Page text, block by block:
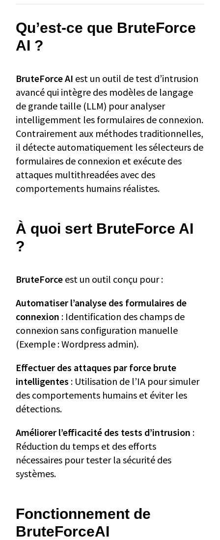
Qu’est-ce que BruteForce
AI ?
BruteForce AI est un outil de test d’intrusion
avancé qui intègre des modèles de langage
de grande taille (LLM) pour analyser
intelligemment les formulaires de connexion.
Contrairement aux méthodes traditionnelles,
il détecte automatiquement les sélecteurs de
formulaires de connexion et exécute des
attaques multithreadées avec des
comportements humains réalistes.
À quoi sert BruteForce AI
?
BruteForce est un outil conçu pour :
Automatiser l’analyse des formulaires de
connexion : Identification des champs de
connexion sans configuration manuelle
(Exemple : Wordpress admin).
Effectuer des attaques par force brute
intelligentes : Utilisation de l’IA pour simuler
des comportements humains et éviter les
détections.
Améliorer l’efficacité des tests d’intrusion :
Réduction du temps et des efforts
nécessaires pour tester la sécurité des
systèmes.
Fonctionnement de
BruteForceAI